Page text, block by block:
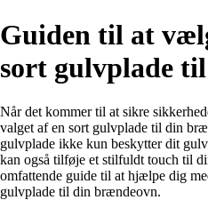
Guiden til at
sort gulvplade
Når det kommer til at sikre
valget af en sort gulvplade til din
gulvplade ikke kun beskytter dit
kan også tilføje et stilfuldt touch til
omfattende guide til at hjælpe dig
gulvplade til din brændeovn.